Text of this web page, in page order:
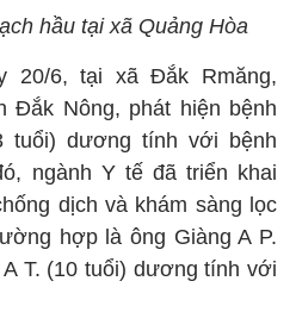
hầu tại xã Quảng Hòa
20/6, tại xã Đắk Rmăng,
Đắk Nông, phát hiện bệnh
tuổi) dương tính với bệnh
ngành Y tế đã triển khai
dịch và khám sàng lọc
hợp là ông Giàng A P.
T. (10 tuổi) dương tính với